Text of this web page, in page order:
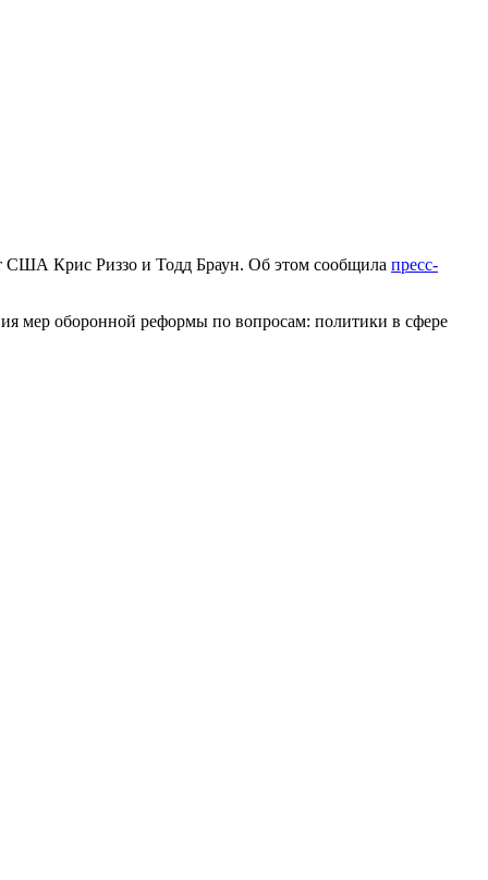
США Крис Риззо и Тодд Браун. Об этом сообщила пресс-
мер оборонной реформы по вопросам: политики в сфере